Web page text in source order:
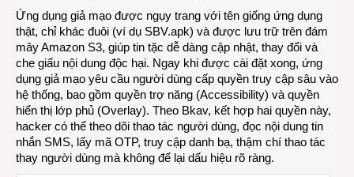
Ứng dụng giả mạo được ngụy trang với tên giống ứng dụng
thật, chỉ khác đuôi (ví dụ SBV.apk) và được lưu trữ trên đám
mây Amazon S3, giúp tin tặc dễ dàng cập nhật, thay đổi và
che giấu nội dung độc hại. Ngay khi được cài đặt xong, ứng
dụng giả mạo yêu cầu người dùng cấp quyền truy cập sâu vào
hệ thống, bao gồm quyền trợ năng (Accessibility) và quyền
hiển thị lớp phủ (Overlay). Theo Bkav, kết hợp hai quyền này,
hacker có thể theo dõi thao tác người dùng, đọc nội dung tin
nhắn SMS, lấy mã OTP, truy cập danh bạ, thậm chí thao tác
thay người dùng mà không để lại dấu hiệu rõ ràng.